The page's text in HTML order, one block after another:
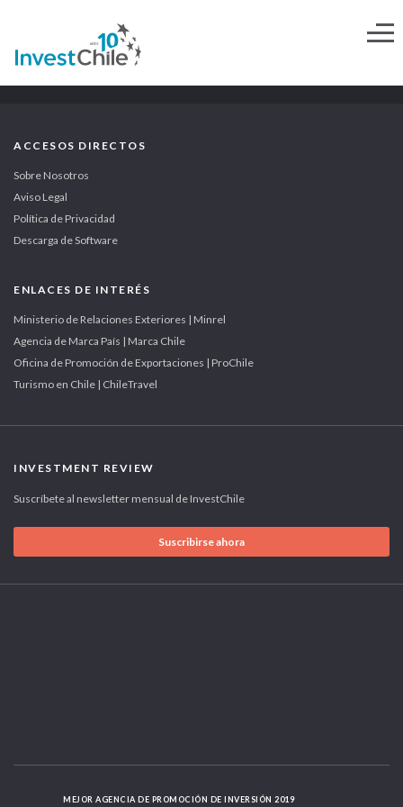
ACCESOS DIRECTOS
Sobre Nosotros
Aviso Legal
Política de Privacidad
Descarga de Software
ENLACES DE INTERÉS
Ministerio de Relaciones Exteriores | Minrel
Agencia de Marca País | Marca Chile
Oficina de Promoción de Exportaciones | ProChile
Turismo en Chile | ChileTravel
INVESTMENT REVIEW
Suscríbete al newsletter mensual de InvestChile
Suscribirse ahora
MEJOR AGENCIA DE PROMOCIÓN DE INVERSIÓN 2019